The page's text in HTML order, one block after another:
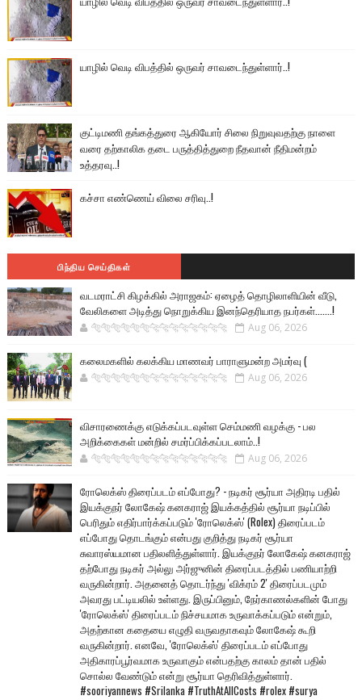
யாழில் வெடி விபத்தில் ஒருவர் சாவடைந்துள்ளார்..!
குட்டிமணி தங்கத்துரை ஆகியோர் சிலை நிறுவுவதற்கு நாளை
வரை தற்காலிக தடை பருத்தித்துறை நீதவான் நீதிமன்றம்
உத்தரவு..!
கச்சா எண்ணெய் விலை சரிவு..!
பிந்திய செய்திகள்
வடமராட்சி கிழக்கில் அராஜகம்: ஏழைத் தொழிலாளியின் வீடு,
வேலிகளை அடித்து நொறுக்கிய இனந்தெரியாத நபர்கள்.......!
🐅🐅🐅🐅🐅🐅🐆🐆🐆🐆🐆🐆🐆🐆 Aug 06, 2026
கலைமகளில் கலக்கிய மாணவர் பாராளுமன்ற அமர்வு (
🐅🐅🐅🐅🐅🐅🐆🐆🐆🐆🐆🐆🐆🐆 Aug 06, 2026
விசாரணைக்கு எடுக்கப்படவுள்ள செம்மணி வழக்கு - பல
அறிக்கைகள் மன்றில் சமர்ப்பிக்கப்படலாம்..!
🐅🐅🐅🐅🐅🐅🐆🐆🐆🐆🐆🐆🐆🐆 Aug 06, 2026
ரோலெக்ஸ் திரைப்படம் எப்போது? - நடிகர் சூர்யா அதிரடி பதில்
இயக்குநர் லோகேஷ் கனகராஜ் இயக்கத்தில் சூர்யா நடிப்பில்
பெரிதும் எதிர்பார்க்கப்படும் 'ரோலெக்ஸ்' (Rolex) திரைப்படம்
எப்போது தொடங்கும் என்பது குறித்து நடிகர் சூர்யா
சுவாரஸ்யமான பதிலளித்துள்ளார். இயக்குநர் லோகேஷ் கனகராஜ்
தற்போது நடிகர் அல்லு அர்ஜுனின் திரைப்படத்தில் பணியாற்றி
வருகின்றார். அதனைத் தொடர்ந்து 'விக்ரம் 2' திரைப்படமும்
அவரது பட்டியலில் உள்ளது. இருப்பினும், நேர்காணல்களின் போது
'ரோலெக்ஸ்' திரைப்படம் நிச்சயமாக உருவாக்கப்படும் என்றும்,
அதற்கான கதையை எழுதி வருவதாகவும் லோகேஷ் கூறி
வருகின்றார். எனவே, 'ரோலெக்ஸ்' திரைப்படம் எப்போது
அதிகாரப்பூர்வமாக உருவாகும் என்பதற்கு காலம் தான் பதில்
சொல்ல வேண்டும் என்று சூர்யா தெரிவித்துள்ளார்.
#sooriyannews #Srilanka #TruthAtAllCosts #rolex #surya